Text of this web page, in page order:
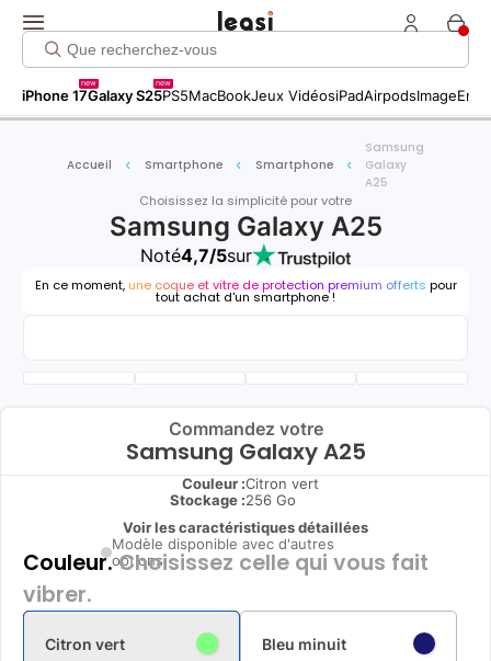
iPhone 17
new
Galaxy S25
new
PS5MacBookJeux VidéosiPadAirpodsImage
Accueil Smartphone Smartphone
Samsung
Galaxy
A25
Choisissez la simplicité pour votre
Samsung Galaxy A25
Noté4,7/5sur
En ce moment, une coque et vitre de protection premium offerts pour
tout achat d'un smartphone !
Commandez votre
Samsung Galaxy A25
Couleur :Citron vert
Stockage :256 Go
Voir les caractéristiques détaillées
Modèle disponible avec d'autres
options
Couleur.Choisissez celle qui vous fait
vibrer.
Citron vert Bleu minuit